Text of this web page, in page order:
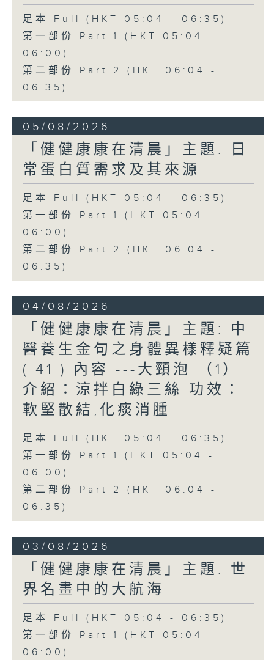
足本 Full (HKT 05:04 - 06:35)
第一部份 Part 1 (HKT 05:04 -
06:00)
第二部份 Part 2 (HKT 06:04 -
06:35)
05/08/2026
「健健康康在清晨」主題: 日
常蛋白質需求及其來源
足本 Full (HKT 05:04 - 06:35)
第一部份 Part 1 (HKT 05:04 -
06:00)
第二部份 Part 2 (HKT 06:04 -
06:35)
04/08/2026
「健健康康在清晨」主題: 中
醫養生金句之身體異樣釋疑篇
( 41 ) 內容 ---大頸泡 （1）
介紹：涼拌白綠三絲 功效：
軟堅散結,化痰消腫
足本 Full (HKT 05:04 - 06:35)
第一部份 Part 1 (HKT 05:04 -
06:00)
第二部份 Part 2 (HKT 06:04 -
06:35)
03/08/2026
「健健康康在清晨」主題: 世
界名畫中的大航海
足本 Full (HKT 05:04 - 06:35)
第一部份 Part 1 (HKT 05:04 -
06:00)